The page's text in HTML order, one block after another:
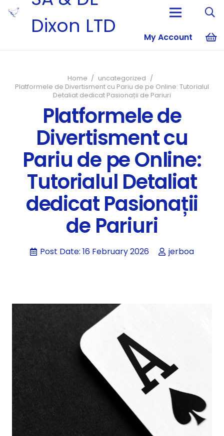
Dixon LTD
My Account
Home / uncategorized /
Platformele de Divertisment cu Pariu de pe Online: Tutorialul
Detaliat dedicat Pasionații de Pariuri
Platformele de
Divertisment cu
Pariu de pe Online:
Tutorialul Detaliat
dedicat Pasionații
de Pariuri
Post Date: 16 February 2026 jerboa